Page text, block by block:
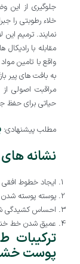
جلوگیری از این
خلاء رطوبتی را
نمایند. ترمیم
مقابله با
واقع با تامین
به بافت های پیر
مراقبت اصولی
حیاتی برای حفظ
مطلب پیشنهادی:
نشانه
ایجاد خطوط افقی
پوسته پوسته
احساس کشیدگی
عمیق شدن خط
ترکیبات
پوست